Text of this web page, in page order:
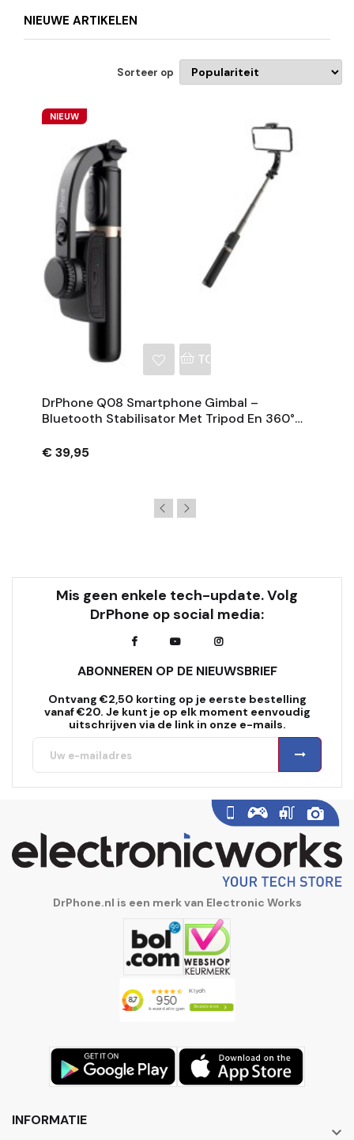
NIEUWE ARTIKELEN
Sorteer op
NIEUW
TOEVOEGEN AAN
DrPhone Q08 Smartphone Gimbal –
Bluetooth Stabilisator Met Tripod En 360°
€ 39,95
Mis geen enkele tech-update. Volg
DrPhone op social media:
ABONNEREN OP DE NIEUWSBRIEF
Ontvang €2,50 korting op je eerste bestelling
vanaf €20. Je kunt je op elk moment eenvoudig
uitschrijven via de link in onze e-mails.
DrPhone.nl is een merk van Electronic Works
INFORMATIE
